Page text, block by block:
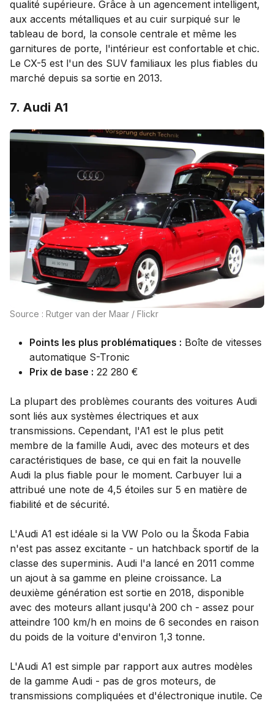
qualité supérieure. Grâce à un agencement intelligent,
aux accents métalliques et au cuir surpiqué sur le
tableau de bord, la console centrale et même les
garnitures de porte, l'intérieur est confortable et chic.
Le CX-5 est l'un des SUV familiaux les plus fiables du
marché depuis sa sortie en 2013.
7. Audi A1
Source : Rutger van der Maar / Flickr
Points les plus problématiques : Boîte de vitesses
automatique S-Tronic
Prix de base : 22 280 €
La plupart des problèmes courants des voitures Audi
sont liés aux systèmes électriques et aux
transmissions. Cependant, l'A1 est le plus petit
membre de la famille Audi, avec des moteurs et des
caractéristiques de base, ce qui en fait la nouvelle
Audi la plus fiable pour le moment. Carbuyer lui a
attribué une note de 4,5 étoiles sur 5 en matière de
fiabilité et de sécurité.
L'Audi A1 est idéale si la VW Polo ou la Škoda Fabia
n'est pas assez excitante - un hatchback sportif de la
classe des superminis. Audi l'a lancé en 2011 comme
un ajout à sa gamme en pleine croissance. La
deuxième génération est sortie en 2018, disponible
avec des moteurs allant jusqu'à 200 ch - assez pour
atteindre 100 km/h en moins de 6 secondes en raison
du poids de la voiture d'environ 1,3 tonne.
L'Audi A1 est simple par rapport aux autres modèles
de la gamme Audi - pas de gros moteurs, de
transmissions compliquées et d'électronique inutile. Ce